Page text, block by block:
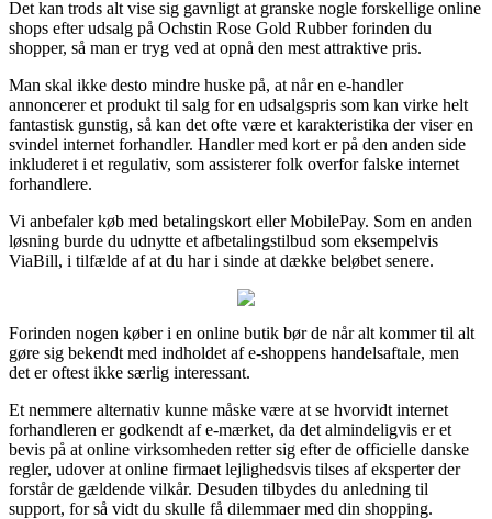
Det kan trods alt vise sig gavnligt at granske nogle forskellige online
shops efter udsalg på Ochstin Rose Gold Rubber forinden du
shopper, så man er tryg ved at opnå den mest attraktive pris.
Man skal ikke desto mindre huske på, at når en e-handler
annoncerer et produkt til salg for en udsalgspris som kan virke helt
fantastisk gunstig, så kan det ofte være et karakteristika der viser en
svindel internet forhandler. Handler med kort er på den anden side
inkluderet i et regulativ, som assisterer folk overfor falske internet
forhandlere.
Vi anbefaler køb med betalingskort eller MobilePay. Som en anden
løsning burde du udnytte et afbetalingstilbud som eksempelvis
ViaBill, i tilfælde af at du har i sinde at dække beløbet senere.
Forinden nogen køber i en online butik bør de når alt kommer til alt
gøre sig bekendt med indholdet af e-shoppens handelsaftale, men
det er oftest ikke særlig interessant.
Et nemmere alternativ kunne måske være at se hvorvidt internet
forhandleren er godkendt af e-mærket, da det almindeligvis er et
bevis på at online virksomheden retter sig efter de officielle danske
regler, udover at online firmaet lejlighedsvis tilses af eksperter der
forstår de gældende vilkår. Desuden tilbydes du anledning til
support, for så vidt du skulle få dilemmaer med din shopping.